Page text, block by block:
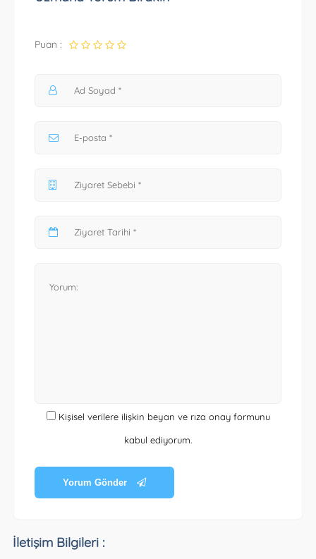
Puan :
Kişisel verilere ilişkin beyan ve rıza onay formunu
kabul ediyorum.
Yorum Gönder
İletişim Bilgileri :